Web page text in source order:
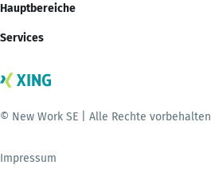
Hauptbereiche
Services
© New Work SE | Alle Rechte vorbehalten
Impressum